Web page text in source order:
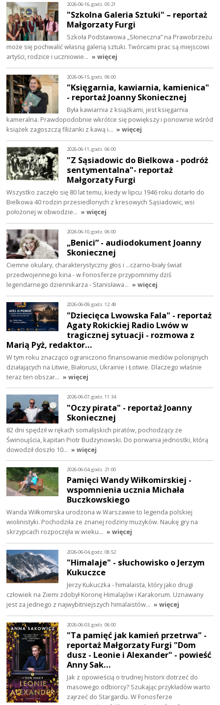
2026-06-16, godz. 05:21
"Szkolna Galeria Sztuki" – reportaż
Małgorzaty Furgi
Szkoła Podstawowa „Słoneczna” na Prawobrzeżu
może się pochwalić własną galerią sztuki. Twórcami prac są miejscowi
artyści, rodzice i uczniowie… » więcej
2026-06-15, godz. 06:00
"Księgarnia, kawiarnia, kamienica"
- reportaż Joanny Skoniecznej
Była kawiarnia z książkami, jest księgarnia
kameralna. Prawdopodobnie wkrótce się powiększy i ponownie wśród
książek zagoszczą filiżanki z kawą i… » więcej
2026-06-11, godz. 06:00
"Z Sąsiadowic do Bielkowa - podróż
sentymentalna"- reportaż
Małgorzaty Furgi
Wszystko zaczęło się 80 lat temu, kiedy w lipcu 1946 roku dotarło do
Bielkowa 40 rodzin przesiedlonych z kresowych Sąsiadowic, wsi
położonej w obwodzie… » więcej
2026-06-10, godz. 06:00
„Benici” - audiodokument Joanny
Skoniecznej
Ciemne okulary, charakterystyczny głos i ...czarno-biały świat
przedwojennego kina - w Fonosferze przypomnimy dziś
legendarnego dziennikarza - Stanisława… » więcej
2026-06-09, godz. 12:49
"Dziecięca Lwowska Fala" - reportaż
Agaty Rokickiej Radio Lwów w
tragicznej sytuacji - rozmowa z
Marią Pyż, redaktor…
W tym roku znacząco ograniczono finansowanie mediów polonijnych
działających na Litwie, Białorusi, Ukrainie i Łotwie. Dlaczego właśnie
teraz ten obszar… » więcej
2026-06-07, godz. 11:34
"Oczy pirata" - reportaż Joanny
Skoniecznej
82 dni spędził w rękach somalijskich piratów, pochodzący ze
Świnoujścia, kapitan Piotr Budzynowski. Do porwania jednostki, którą
dowodził doszło 10… » więcej
2026-06-04, godz. 21:00
Pamięci Wandy Wiłkomirskiej -
wspomnienia ucznia Michała
Buczkowskiego
Wanda Wiłkomirska urodzona w Warszawie to legenda polskiej
wiolinistyki. Pochodziła ze znanej rodziny muzyków. Naukę gry na
skrzypcach rozpoczęła w wieku… » więcej
2026-06-04, godz. 08:52
"Himalaje" - słuchowisko o Jerzym
Kukuczce
Jerzy Kukuczka - himalaista, który jako drugi
człowiek na Ziemi zdobył Koronę Himalajów i Karakorum. Uznawany
jest za jednego z najwybitniejszych himalaistów… » więcej
2026-06-03, godz. 06:00
"Ta pamięć jak kamień przetrwa" -
reportaż Małgorzaty Furgi "Dom
dusz - Leonie i Alexander" - powieść
Anny Sak…
Jak z opowieścią o trudnej historii dotrzeć do
masowego odbiorcy? Szukając przykładów warto
zajrzeć do Stargardu. W Fonosferze